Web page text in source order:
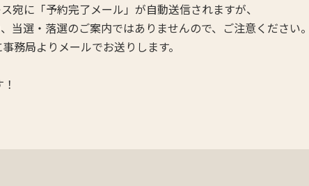
宛に「予約完了メール」が自動送信されますが、
当選・落選のご案内ではありませんので、ご注意ください
務局よりメールでお送りします。